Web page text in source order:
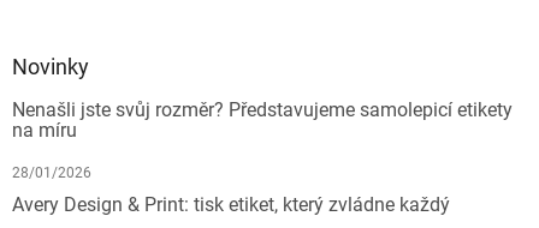
Novinky
Nenašli jste svůj rozměr? Představujeme samolepicí etikety
na míru
28/01/2026
Avery Design & Print: tisk etiket, který zvládne každý